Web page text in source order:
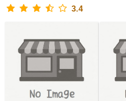
3.4